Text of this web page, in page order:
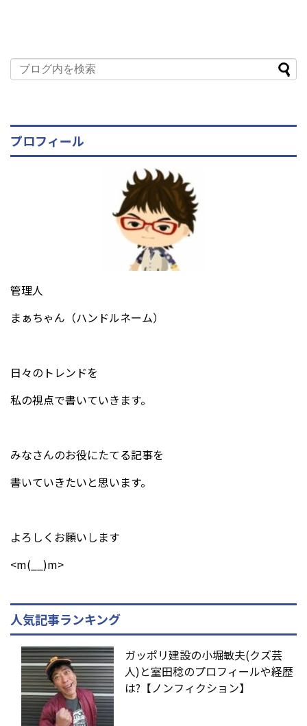
プロフィール
管理人
まぁちゃん（ハンドルネーム）
日々のトレンドを
私の視点で書いていきます。
みなさんのお役にたてる記事を
書いていきたいと思います。
よろしくお願いします
<m(__)m>
人気記事ランキング
ガッポリ建設の小堀敏夫(クズ芸
人)と室田稔のプロフィールや経歴
は?【ノンフィクション】